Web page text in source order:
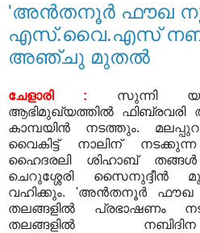
'അന്‍തനൂര്‍ ഫൗഖ
എസ്.വൈ.എസ്
അഞ്ചു മുതല്‍
ചേളാരി : സുന്നി
ആഭിമുഖ്യത്തില്‍
കാമ്പയിന്‍ നടത്തും.
വൈകിട്ട് നാലിന്
ഹൈദരലി ശിഹാബ്
ചെറുശ്ശേരി സൈനുദ്ദീന്‍
വഹിക്കും.'അന്‍തനൂര്‍ ഫൗഖ
തലങ്ങളില്‍ പ്രഭാഷണം
തലങ്ങളില്‍